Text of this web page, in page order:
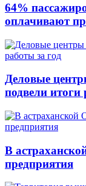
64%
оплачивают
Деловые
подвели итоги
В
предприятия